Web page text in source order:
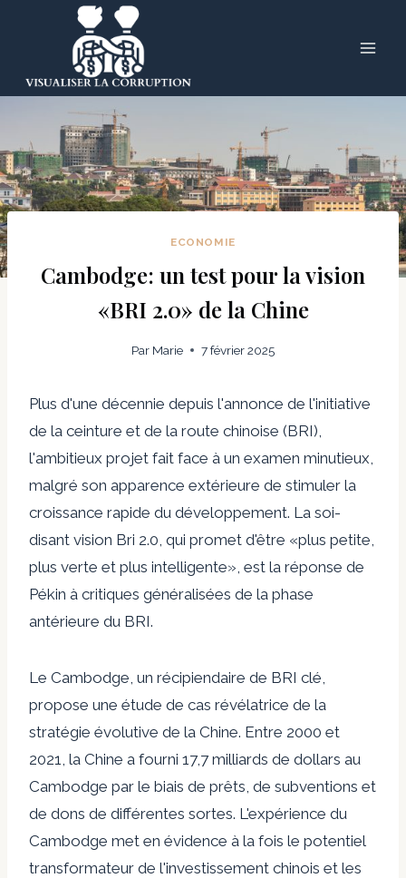
ECONOMIE
Cambodge: un test pour la vision
«BRI 2.0» de la Chine
Par Marie 7 février 2025
Plus d'une décennie depuis l'annonce de l'initiative
de la ceinture et de la route chinoise (BRI),
l'ambitieux projet fait face à un examen minutieux,
malgré son apparence extérieure de stimuler la
croissance rapide du développement. La soi-
disant vision Bri 2.0, qui promet d'être «plus petite,
plus verte et plus intelligente», est la réponse de
Pékin à critiques généralisées de la phase
antérieure du BRI.
Le Cambodge, un récipiendaire de BRI clé,
propose une étude de cas révélatrice de la
stratégie évolutive de la Chine. Entre 2000 et
2021, la Chine a fourni 17,7 milliards de dollars au
Cambodge par le biais de prêts, de subventions et
de dons de différentes sortes. L'expérience du
Cambodge met en évidence à la fois le potentiel
transformateur de l'investissement chinois et les